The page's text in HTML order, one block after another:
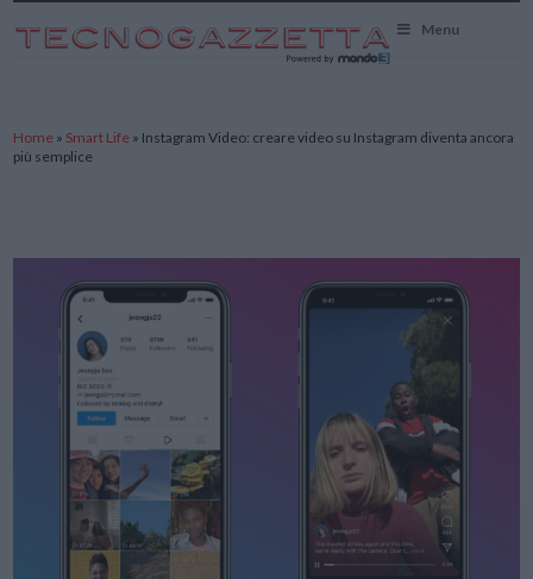
Menu
Home » Smart Life » Instagram Video: creare video su Instagram diventa ancora
più semplice